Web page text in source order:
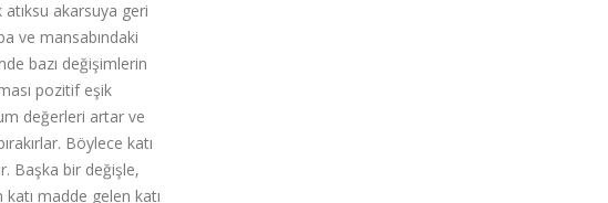
akarsuya geri
ve mansabındaki
bazı değişimlerin
pozitif eşik
değerleri artar ve
Böylece katı
Başka bir değişle,
madde gelen katı